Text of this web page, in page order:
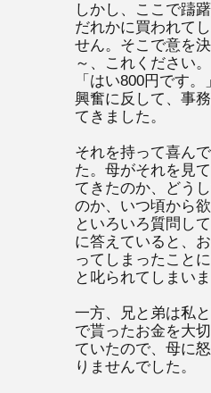
しかし、ここで躊
だれかに買われて
せん。そこで意を
～、これください
「はい800円です
興奮に反して、事
てきました。
それを持って喜ん
た。母がそれを見
てきたのか、どう
のか、いつ頃から
といろいろ質問し
に答えていると、
ってしまったこと
と叱られてしまいま
一方、兄と弟は私
で貰ったお金を大
ていたので、母に
りませんでした。